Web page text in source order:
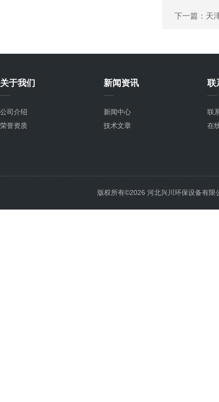
下一篇： 天
关于我们
公司介绍
荣誉资质
新闻资讯
新闻中心
技术文章
联
联
在
版权所有©2026 河北兴川环保设备有